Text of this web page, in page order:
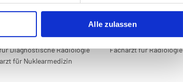
Alle zulassen
Thomas Fehlings
Diagnostische Radiologie
für Nuklearmedizin
Marcus Werner
Facharzt für Radiologie